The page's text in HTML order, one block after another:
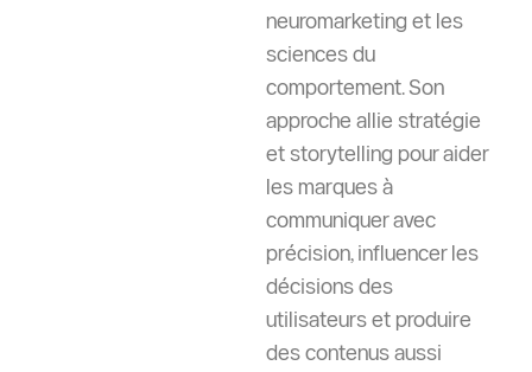
neuromarketing et les
sciences du
comportement. Son
approche allie stratégie
et storytelling pour aider
les marques à
communiquer avec
précision, influencer les
décisions des
utilisateurs et produire
des contenus aussi